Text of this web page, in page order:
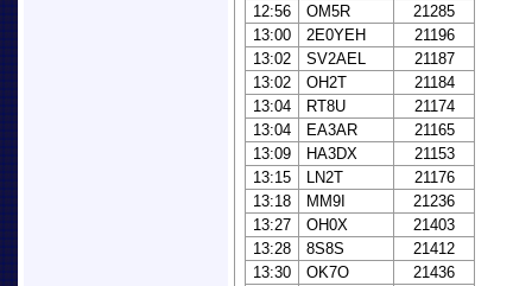
12:56
OM5R
21285
13:00
2E0YEH
21196
13:02
SV2AEL
21187
13:02
OH2T
21184
13:04
RT8U
21174
13:04
EA3AR
21165
13:09
HA3DX
21153
13:15
LN2T
21176
13:18
MM9I
21236
13:27
OH0X
21403
13:28
8S8S
21412
13:30
OK7O
21436